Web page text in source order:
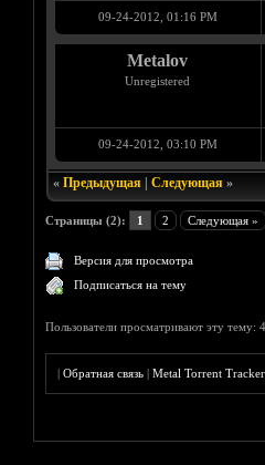
09-24-2012, 01:16 PM
Metalov
Unregistered
09-24-2012, 03:10 PM
« Предыдущая| Следующая»
Страницы (2): 1 2 Следующая »
Версия для просмотра
Подписаться на тему
Пользователи просматривают эту тему:
|Обратная связь |Metal Torrent